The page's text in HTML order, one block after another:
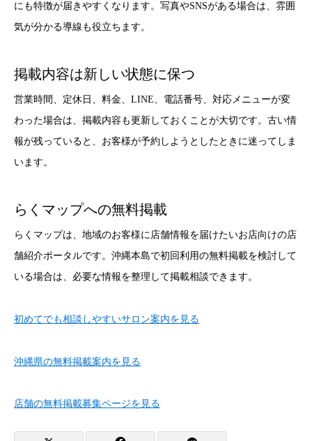
にも特徴が届きやすくなります。写真やSNSがある場合は、雰囲
気が分かる導線も役立ちます。
掲載内容は新しい状態に保つ
営業時間、定休日、料金、LINE、電話番号、対応メニューが変
わった場合は、掲載内容も更新しておくことが大切です。古い情
報が残っていると、お客様が予約しようとしたときに迷ってしま
います。
らくマップへの無料掲載
らくマップは、地域のお客様に店舗情報を届けたいお店向けの店
舗紹介ポータルです。沖縄本島で初回利用の無料掲載を検討して
いる場合は、必要な情報を整理して掲載相談できます。
初めてでも相談しやすいサロン案内を見る
沖縄県の無料掲載案内を見る
店舗の無料掲載募集ページを見る